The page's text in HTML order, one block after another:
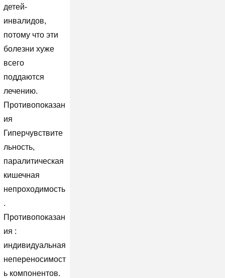
детей-
инвалидов,
потому что эти
болезни хуже
всего
поддаются
лечению.
Противопоказан
ия
Гиперчувствите
льность,
паралитическая
кишечная
непроходимость
.
Противопоказан
ия :
индивидуальная
непереносимост
ь компонентов.